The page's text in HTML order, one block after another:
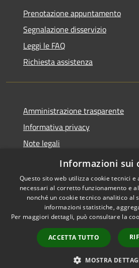
Prenotazione appuntamento
Segnalazione disservizio
Leggi le FAQ
Richiesta assistenza
Amministrazione trasparente
Informativa privacy
Note legali
Dichiarazione di accessibilità
Accessibilità
Informazioni sui
Questo sito web utilizza cookie tecnici
necessari al corretto funzionamento e
nonché un cookie tecnico analitico al
informazioni statistiche,
Per maggiori dettagli, può consultare la
ACCETTA TUTTO
MOSTRA